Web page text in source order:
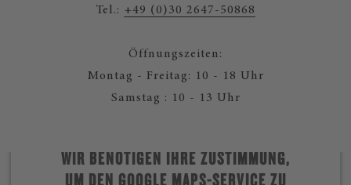
Tel.: +49 (0)30 2647-50868
Öffnungszeiten:
Montag - Freitag: 10 - 18 Uhr
Samstag : 10 - 13 Uhr
WIR BENÖTIGEN IHRE ZUSTIMMUNG,
UM DEN GOOGLE MAPS-SERVICE ZU